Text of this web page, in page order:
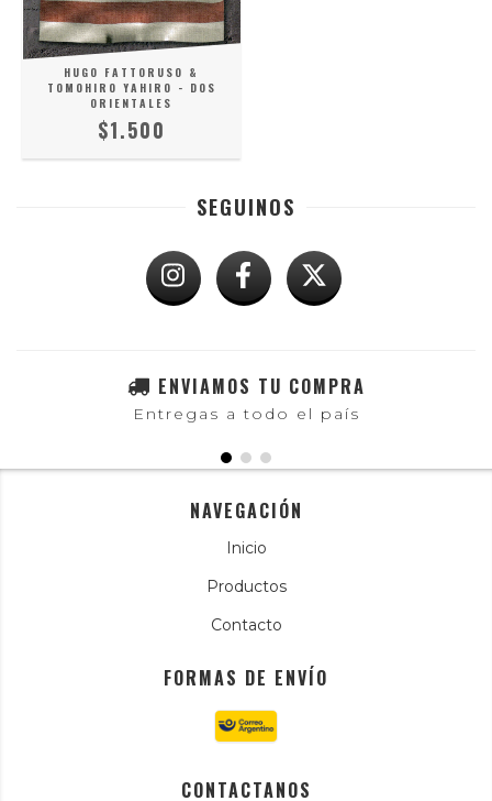
HUGO FATTORUSO &
TOMOHIRO YAHIRO - DOS
ORIENTALES
$1.500
SEGUINOS
ENVIAMOS TU COMPRA
Entregas a todo el país
NAVEGACIÓN
Inicio
Productos
Contacto
FORMAS DE ENVÍO
CONTACTANOS